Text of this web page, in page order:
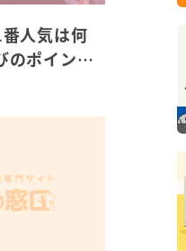
人気は何
のポイント